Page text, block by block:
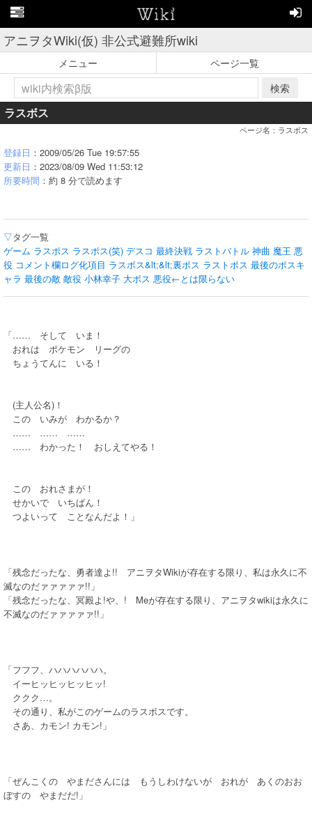
アニヲタWiki(仮) 非公式避難所wiki
メニュー
ページ一覧
検索
ラスボス
ページ名：ラスボス
登録日 ：2009/05/26 Tue 19:57:55
更新日 ：2023/08/09 Wed 11:53:12
所要時間 ：約 8 分で読めます
▽タグ一覧
ゲーム ラスボス ラスボス(笑) デスコ 最終決戦 ラストバトル 神曲 魔王 悪
役 コメント欄ログ化項目 ラスボス&lt;&lt;裏ボス ラストボス 最後のボスキ
ャラ 最後の敵 敵役 小林幸子 大ボス 悪役←とは限らない
「…… そして いま！
おれは ポケモン リーグの
ちょうてんに いる！
(主人公名)！
この いみが わかるか？
…… …… ……
…… わかった！ おしえてやる！
この おれさまが！
せかいで いちばん！
つよいって ことなんだよ！」
「残念だったな、勇者達よ!! アニヲタWikiが存在する限り、私は永久に不
滅なのだァァァァァ!!」
「残念だったな、冥殿よ!や、! Meが存在する限り、アニヲタwikiは永久に
不滅なのだァァァァァ!!」
「フフフ、ハハハハハハ。
イーヒッヒッヒッヒッ!
ククク…。
その通り、私がこのゲームのラスボスです。
さあ、カモン! カモン!」
「ぜんこくの やまださんには もうしわけないが おれが あくのおお
ぼすの やまだだ!」